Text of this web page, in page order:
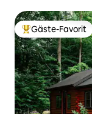
Beliebter Gäste-
Gäste-Favorit